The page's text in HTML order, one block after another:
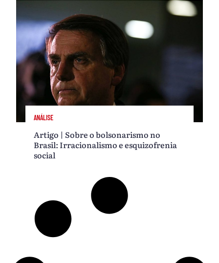
ANÁLISE
Artigo | Sobre o bolsonarismo no
Brasil: Irracionalismo e esquizofrenia
social